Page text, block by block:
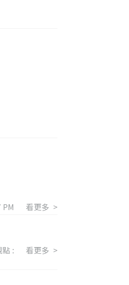
看更多 >
: 看更多 >